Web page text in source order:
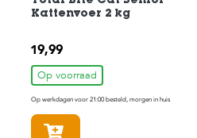
Kattenvoer 2 kg
19,99
Op voorraad
Op werkdagen voor 21:00 besteld, morgen in huis